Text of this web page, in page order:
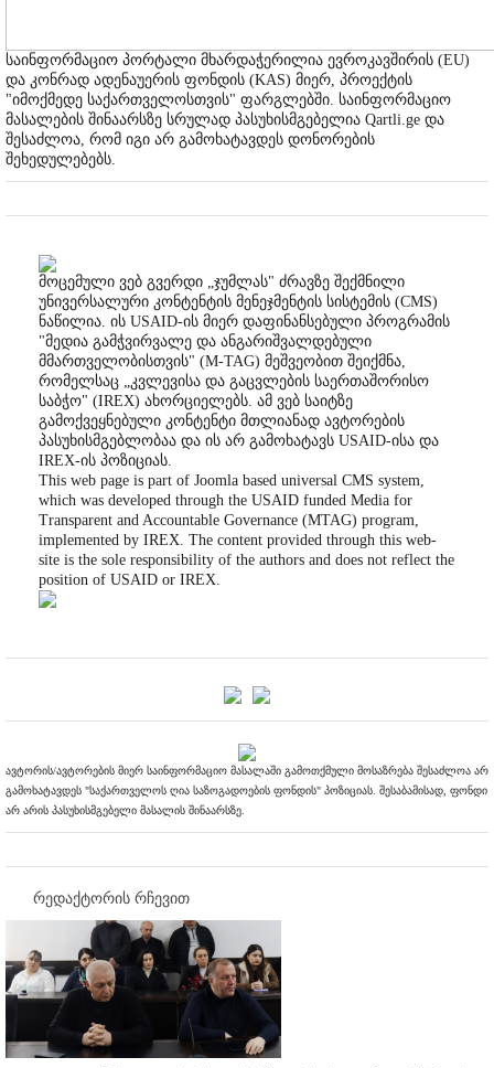
საინფორმაციო პორტალი მხარდაჭერილია ევროკავშირის (EU)
და კონრად ადენაუერის ფონდის (KAS) მიერ, პროექტის
"იმოქმედე საქართველოსთვის" ფარგლებში. საინფორმაციო
მასალების შინაარსზე სრულად პასუხისმგებელია Qartli.ge და
შესაძლოა, რომ იგი არ გამოხატავდეს დონორების
შეხედულებებს.
მოცემული ვებ გვერდი „ჯუმლას" ძრავზე შექმნილი
უნივერსალური კონტენტის მენეჯმენტის სისტემის (CMS)
ნაწილია. ის USAID-ის მიერ დაფინანსებული პროგრამის
"მედია გამჭვირვალე და ანგარიშვალდებული
მმართველობისთვის" (M-TAG) მეშვეობით შეიქმნა,
რომელსაც „კვლევისა და გაცვლების საერთაშორისო
საბჭო" (IREX) ახორციელებს. ამ ვებ საიტზე
გამოქვეყნებული კონტენტი მთლიანად ავტორების
პასუხისმგებლობაა და ის არ გამოხატავს USAID-ისა და
IREX-ის პოზიციას.
This web page is part of Joomla based universal CMS system,
which was developed through the USAID funded Media for
Transparent and Accountable Governance (MTAG) program,
implemented by IREX. The content provided through this web-
site is the sole responsibility of the authors and does not reflect the
position of USAID or IREX.
ავტორის/ავტორების მიერ საინფორმაციო მასალაში გამოთქმული მოსაზრება შესაძლოა არ
გამოხატავდეს "საქართველოს ღია საზოგადოების ფონდის" პოზიციას. შესაბამისად, ფონდი
არ არის პასუხისმგებელი მასალის შინაარსზე.
რედაქტორის რჩევით